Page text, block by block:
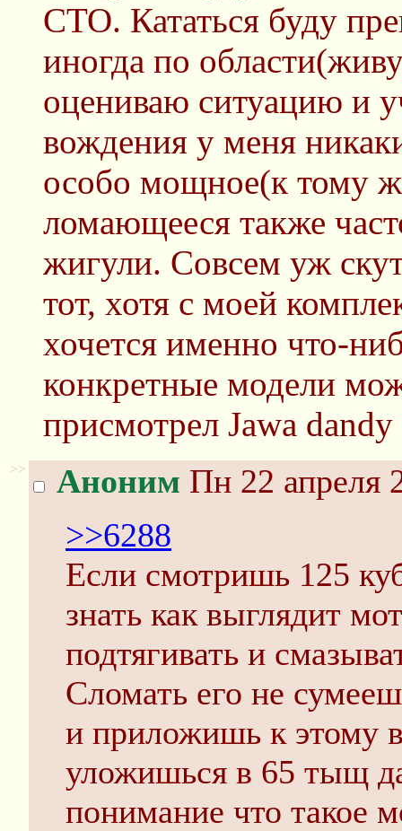
СТО. Кататься буду
иногда по
оцениваю ситуацию и
вождения у меня
особо мощное(к тому
ломающееся также
жигули. Совсем уж
тот, хотя с моей
хочется именно что-
конкретные модели
присмотрел Jawa
>> Аноним Пн 22 апреля
>>6288
Если смотришь 125
знать как выглядит
подтягивать и
Сломать его не
и приложишь к этому
уложишься в 65 тыщ
понимание что такое